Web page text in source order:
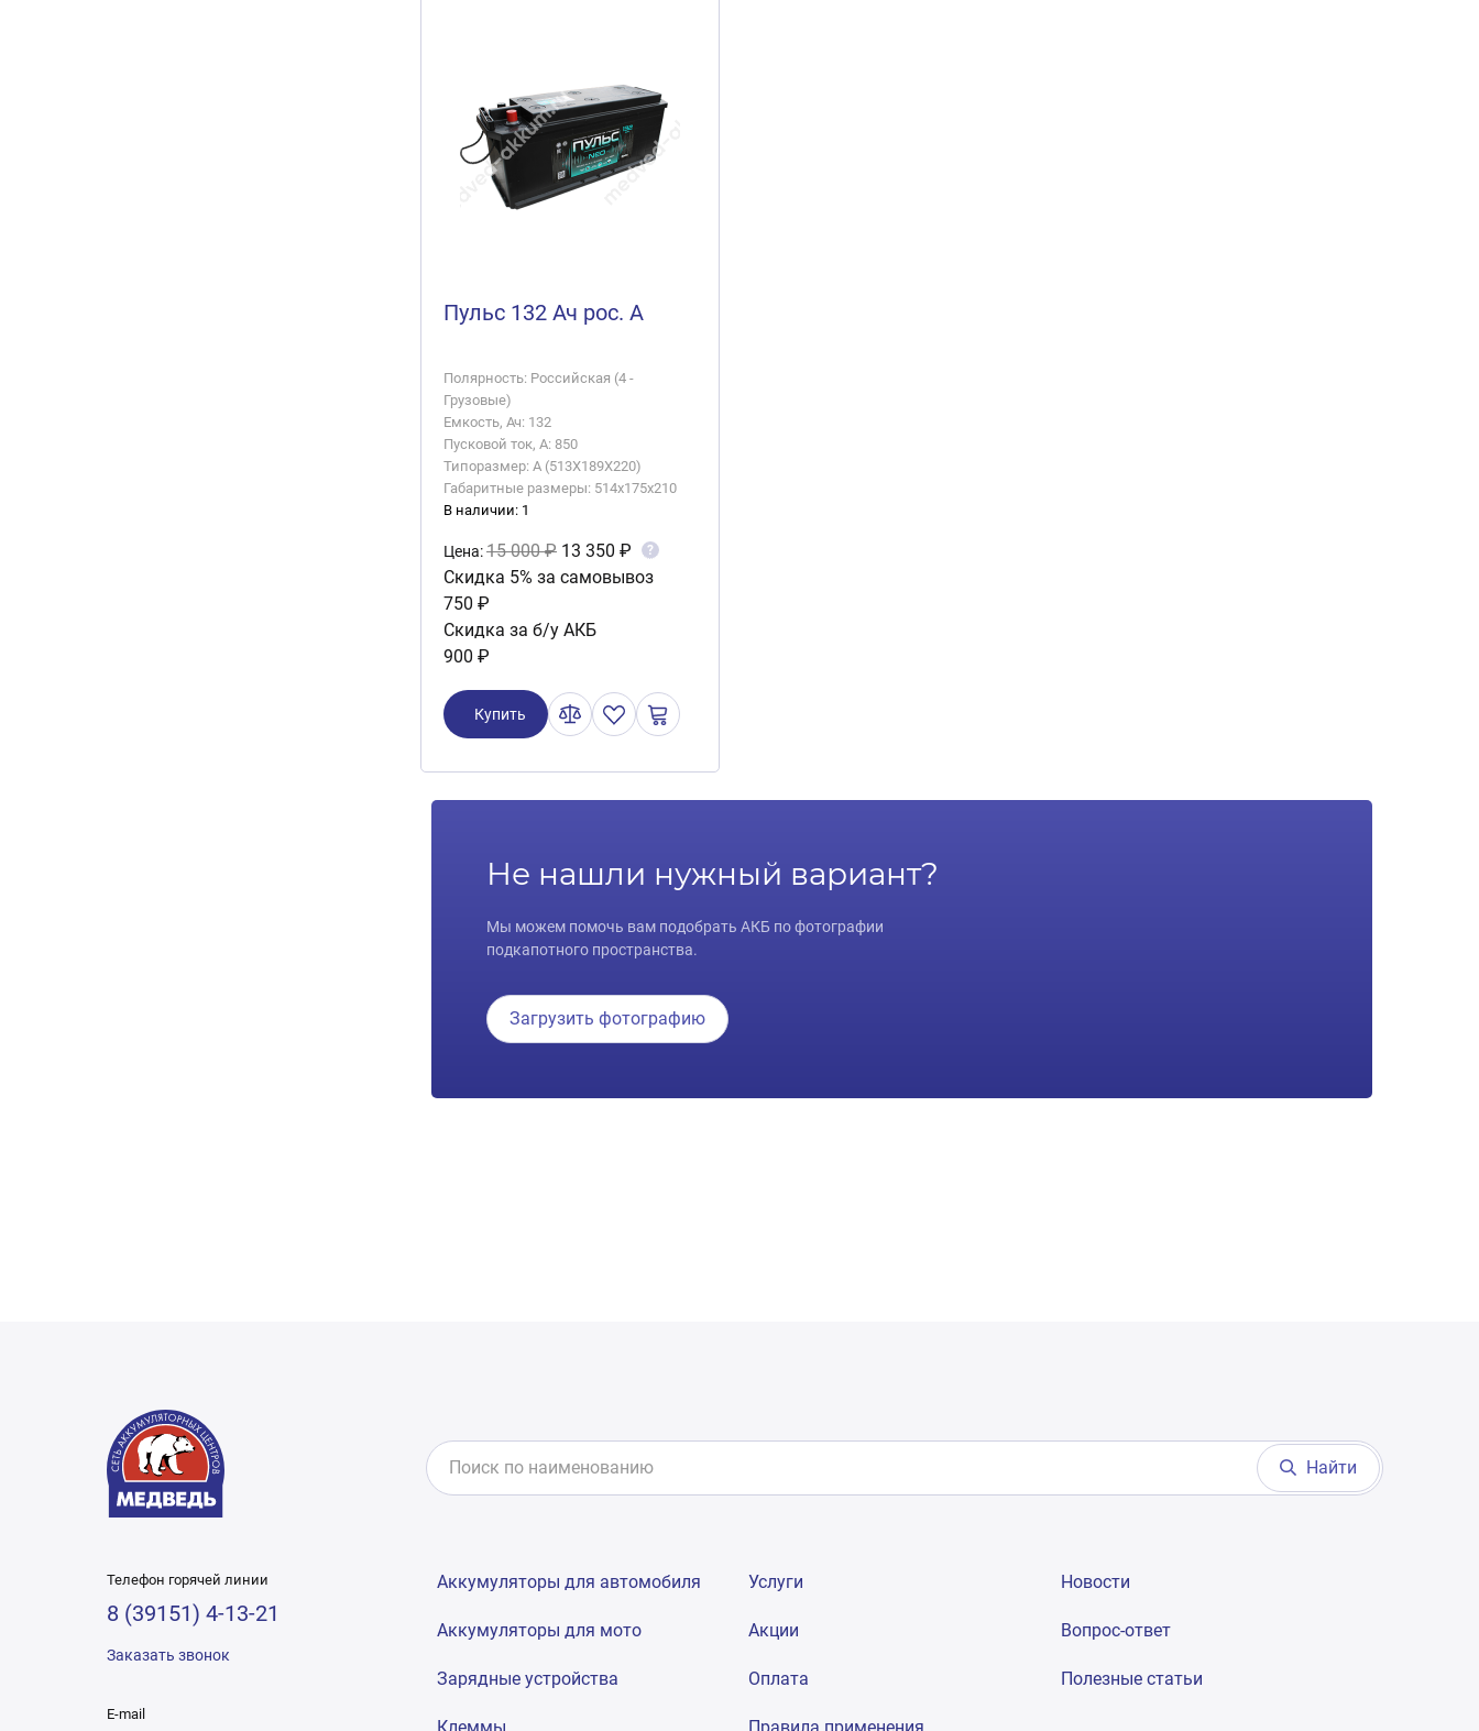
Пульс 132 Ач рос. A
Полярность: Российская (4 -
Грузовые)
Емкость, Ач: 132
Пусковой ток, А: 850
Типоразмер: A (513X189X220)
Габаритные размеры: 514x175x210
В наличии: 1
Цена:15 000 ₽ 13 350 ₽ ?
Скидка 5% за самовывоз
750 ₽
Скидка за б/у АКБ
900 ₽
Купить
Не нашли нужный вариант?
Мы можем помочь вам подобрать АКБ по фотографии
подкапотного пространства.
Загрузить фотографию
Найти
Телефон горячей линии
8 (39151) 4-13-21
Заказать звонок
E-mail
Аккумуляторы для автомобиля
Аккумуляторы для мото
Зарядные устройства
Услуги
Акции
Оплата
Новости
Вопрос-ответ
Полезные статьи